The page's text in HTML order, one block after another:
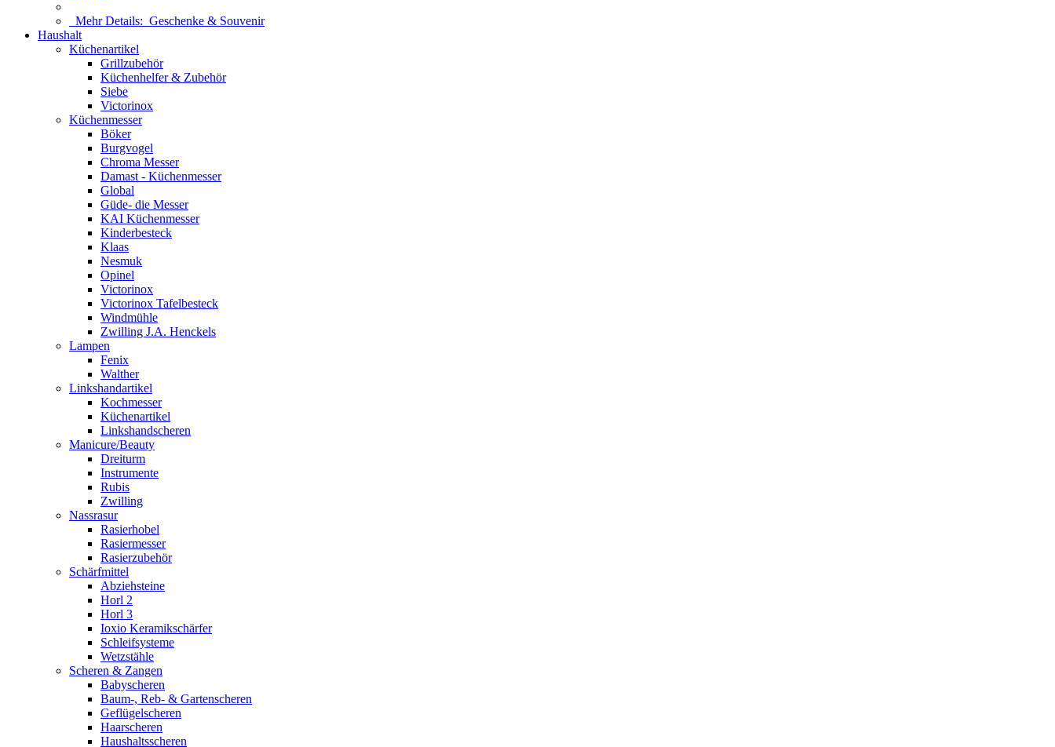
Mehr Details: Geschenke & Souvenir
Haushalt
Küchenartikel
Grillzubehör
Küchenhelfer & Zubehör
Siebe
Victorinox
Küchenmesser
Böker
Burgvogel
Chroma Messer
Damast - Küchenmesser
Global
Güde- die Messer
KAI Küchenmesser
Kinderbesteck
Klaas
Nesmuk
Opinel
Victorinox
Victorinox Tafelbesteck
Windmühle
Zwilling J.A. Henckels
Lampen
Fenix
Walther
Linkshandartikel
Kochmesser
Küchenartikel
Linkshandscheren
Manicure/Beauty
Dreiturm
Instrumente
Rubis
Zwilling
Nassrasur
Rasierhobel
Rasiermesser
Rasierzubehör
Schärfmittel
Abziehsteine
Horl 2
Horl 3
Ioxio Keramikschärfer
Schleifsysteme
Wetzstähle
Scheren & Zangen
Babyscheren
Baum-, Reb- & Gartenscheren
Geflügelscheren
Haarscheren
Haushaltsscheren